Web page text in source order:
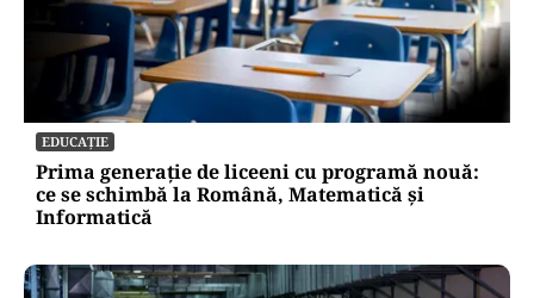
EDUCAȚIE
Prima generație de liceeni cu programă nouă:
ce se schimbă la Română, Matematică și
Informatică